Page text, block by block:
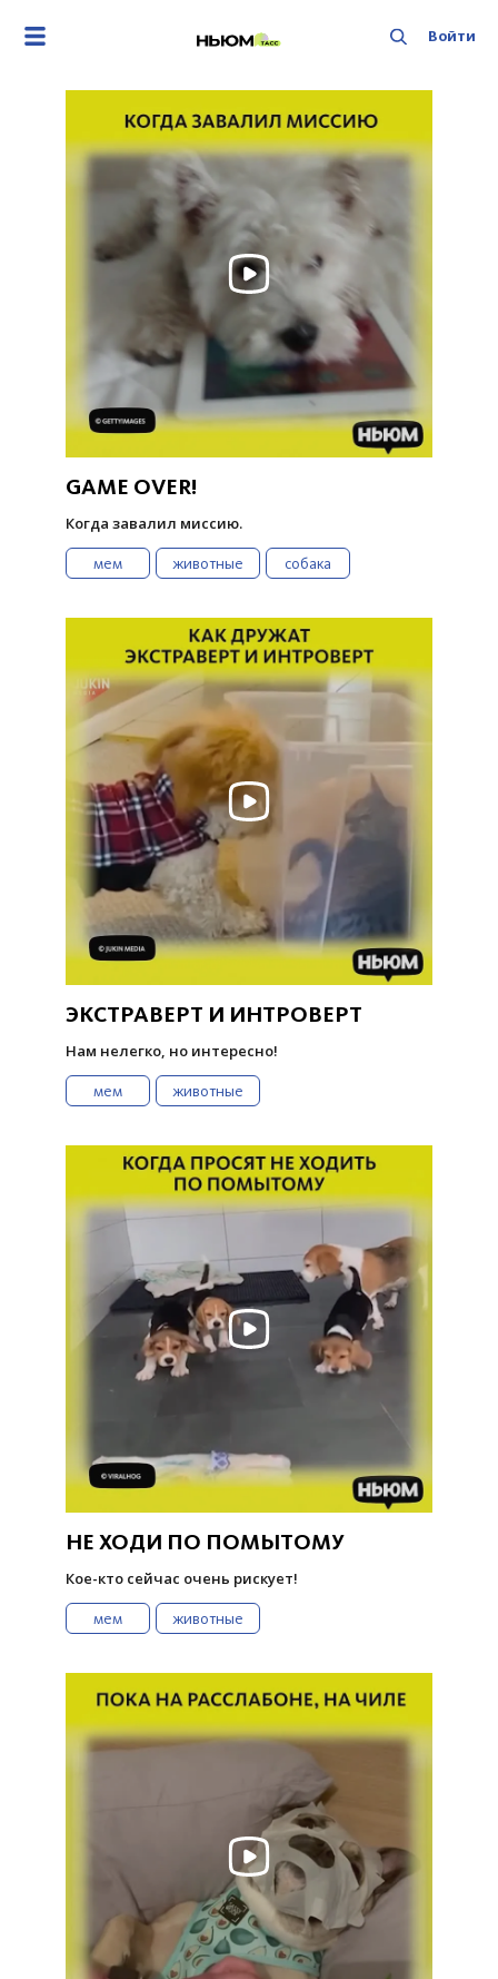
Войти
GAME OVER!
Когда завалил миссию.
мем животные собака
ЭКСТРАВЕРТ И ИНТРОВЕРТ
Нам нелегко, но интересно!
мем животные
НЕ ХОДИ ПО ПОМЫТОМУ
Кое-кто сейчас очень рискует!
мем животные